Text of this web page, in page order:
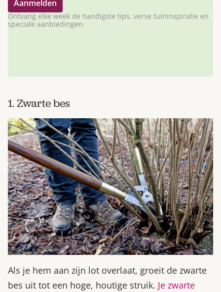
Ontvang elke week de handigste tips, verse tuininspiratie en
speciale aanbiedingen.
1. Zwarte bes
Als je hem aan zijn lot overlaat, groeit de zwarte
bes uit tot een hoge, houtige struik. Je zwarte